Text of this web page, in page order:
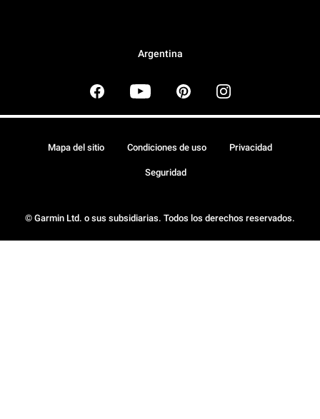
Argentina
© Garmin Ltd. o sus subsidiarias. Todos los derechos reservados.
Mapa del sitio Condiciones de uso Privacidad
Seguridad